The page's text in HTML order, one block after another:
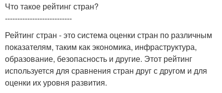
Что такое рейтинг стран?
---------------------------
Рейтинг стран - это система оценки стран по различным
показателям, таким как экономика, инфраструктура,
образование, безопасность и другие. Этот рейтинг
используется для сравнения стран друг с другом и для
оценки их уровня развития.